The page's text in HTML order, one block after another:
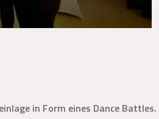
in Form eines Dance Battles.